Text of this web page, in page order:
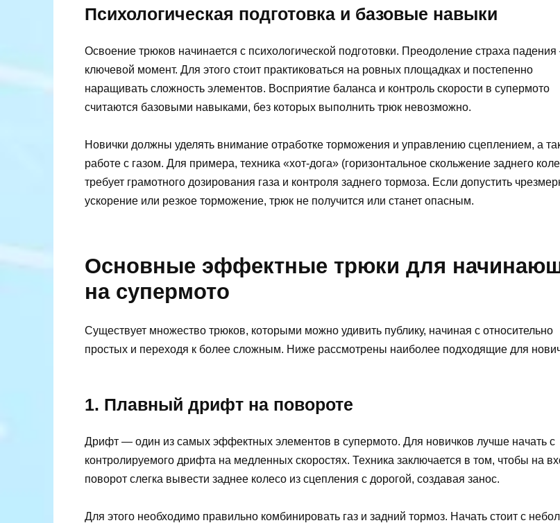
Психологическая подготовка и базовые навыки
Освоение трюков начинается с психологической подготовки. Преодоление страха
ключевой момент. Для этого стоит практиковаться на ровных площадках и постепенно
наращивать сложность элементов. Восприятие баланса и контроль скорости в супермото
считаются базовыми навыками, без которых выполнить трюк невозможно.
Новички должны уделять внимание отработке торможения и управлению сцеплением, а
работе с газом. Для примера, техника «хот-дога» (горизонтальное скольжение заднего
требует грамотного дозирования газа и контроля заднего тормоза. Если допустить
ускорение или резкое торможение, трюк не получится или станет опасным.
Основные эффектные трюки для
на супермото
Существует множество трюков, которыми можно удивить публику, начиная с относительно
простых и переходя к более сложным. Ниже рассмотрены наиболее подходящие для
1. Плавный дрифт на повороте
Дрифт — один из самых эффектных элементов в супермото. Для новичков лучше начать с
контролируемого дрифта на медленных скоростях. Техника заключается в том, чтобы на
поворот слегка вывести заднее колесо из сцепления с дорогой, создавая занос.
Для этого необходимо правильно комбинировать газ и задний тормоз. Начать стоит с